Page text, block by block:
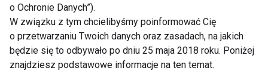
o Ochronie Danych”).
W związku z tym chcielibyśmy poinformować Cię
o przetwarzaniu Twoich danych oraz zasadach, na jakich
będzie się to odbywało po dniu 25 maja 2018 roku. Poniżej
znajdziesz podstawowe informacje na ten temat.